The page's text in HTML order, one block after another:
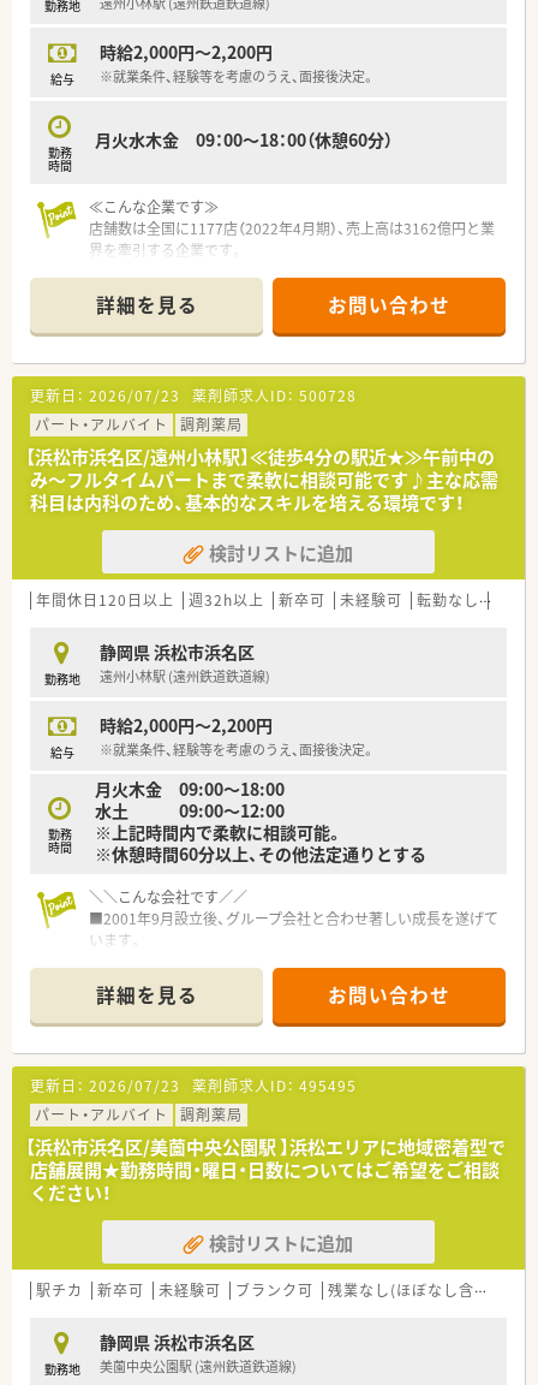
勤務地
給与
時給2,000円～2,200円
※就業条件、経験等を考慮のうえ、面接後決定。
勤務
時間
月火水木金 09：00～18：00（休憩60分）
≪こんな企業です≫
店舗数は全国に1177店（2022年4月期）、売上高は3162億円と業
界を牽引する企業です。
■在宅医療実施店舗数は85％以上
■社内集合研修60種類以上
■学会発表223演題
■直近1年間の産休・育休・時短勤務者2,097人以上等、どれも業
界トップクラスの実績となっています。
■昨今業界再編の激しい調剤薬局業界の中では圧倒的な地位を
築いている為、
長期的に安心して働ける企業です。
■東京大学病院をはじめ全国の病院の敷地内に薬局を持ってい
ます。
病診薬連携を強化することで、地域にお住いの患者様に高度な
医療の提供を実現しています。
■大学病院と連携することで疑義照会データベースの共同開発
や、がん専門薬剤師取得に向けた
病院での実習も行っています。
をサポート！
新入社員研修、フォローアップ研修、マネジメント研修と段階
を追って
■海外研修を含めて50種類以上の研修プログラムで社員の成長
をサポートしてくれます。
「連続休暇制度（年に1回、最大9連休を取得できる制度）」等、プ
ライベートも充実出来る様に
ワークライフバランスを後押ししてくれる制度が充実してい
ます。
続4日間）を受けられます。
■社員割引制度、財形貯蓄制度、スポーツジム優待等が受けられ
る他、
提携の保養施設は全国に40ヵ所あります。
■産休、育休取得はもちろんのこと、育児短時間勤務制度を実施
しています。
■育児休業より復帰後、1日最大2時間短縮して勤務できる制度
です。法律では3歳までですが、小学校就学時までの期間利用可
能です。
詳細を見る お問い合わせ
更新日： 2026/07/23 薬剤師求人ID： 500728
パート・アルバイト
調剤薬局
【浜松市浜名区/遠州小林駅】≪徒歩4分の駅近★≫午前中の
み～フルタイムパートまで柔軟に相談可能です♪主な応需
科目は内科のため、基本的なスキルを培える環境です！
検討リストに追加
年間休日120日以上 週32h以上 新卒可 未経験可 転勤なし
勤務地
静岡県 浜松市浜名区
遠州小林駅 (遠州鉄道鉄道線)
給与
時給2,000円～2,200円
※就業条件、経験等を考慮のうえ、面接後決定。
勤務
時間
月火木金 09:00〜18:00
水土 09:00〜12:00
※上記時間内で柔軟に相談可能。
※休憩時間60分以上、その他法定通りとする
＼＼こんな会社です／／
■2001年9月設立後、グループ会社と合わせ著しい成長を遂げて
います。
も拡大していく予定です！
■「みんなで創り、みんなで育てる」会社という社長のお考えも
あり、社長との距離が近く社員との風通しに自信があります。
■独立を考えている薬剤師を応援し、実績が多数ある会社です。
■経営ノウハウ、売上管理、調剤報酬点数の算定要件、公費や保
険の種類、レセプト請求等、通常業務以外の薬局経営に関わる全
てをレクチャ一します。
■従業員の約半数が女性です。管理薬剤師として活躍されてい
る女性スタッフも多く、上を目指せる環境もあります。
■女性が働きやすい職場環境をつくり、サポートするために産
休・育休制度も充実しており実績も多数あります。
育休復帰後、パート社員への転換のご相談が可能です。もちろ
ん、正社員でのフルタイム出勤でのご復帰いただけます。
■育児が落ち着いて社会復帰・現場復帰を考えているパパ・ママ
薬剤師をサポートするために、丁寧な教育・指導、勤務管理など
＼＼店舗詳細／／
■内科メインに応需！
詳細を見る お問い合わせ
更新日： 2026/07/23 薬剤師求人ID： 495495
パート・アルバイト
調剤薬局
【浜松市浜名区/美薗中央公園駅 】浜松エリアに地域密着型で
店舗展開★勤務時間・曜日・日数についてはご希望をご相談
ください！
検討リストに追加
駅チカ 新卒可 未経験可 ブランク可 残業なし(ほぼなし含む)
勤務地
静岡県 浜松市浜名区
美薗中央公園駅 (遠州鉄道鉄道線)